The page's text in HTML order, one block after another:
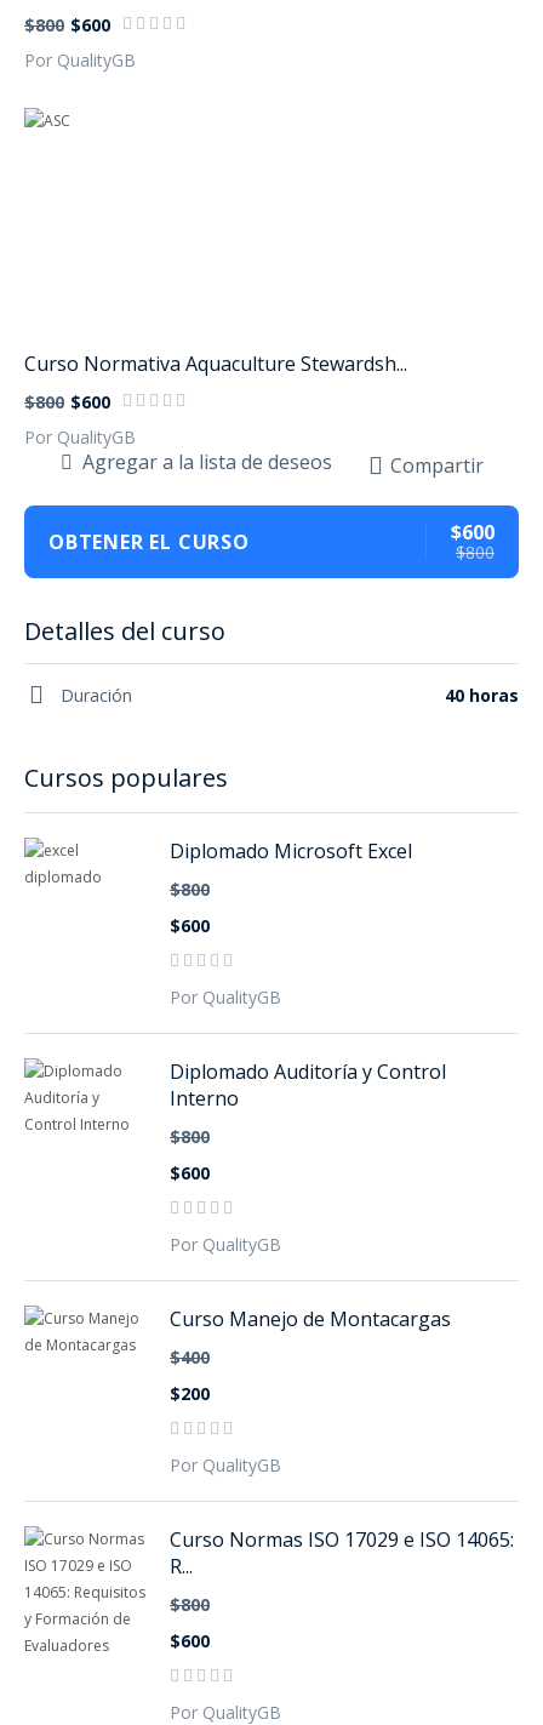
$800 $600
Por QualityGB
Curso Normativa Aquaculture Stewardsh...
$800 $600
Por QualityGB
Agregar a la lista de deseos Compartir
OBTENER EL CURSO $600
$800
Detalles del curso
Duración 40 horas
Cursos populares
Diplomado Microsoft Excel
$800
$600
Por QualityGB
Diplomado Auditoría y Control
Interno
$800
$600
Por QualityGB
Curso Manejo de Montacargas
$400
$200
Por QualityGB
Curso Normas ISO 17029 e ISO 14065:
R...
$800
$600
Por QualityGB